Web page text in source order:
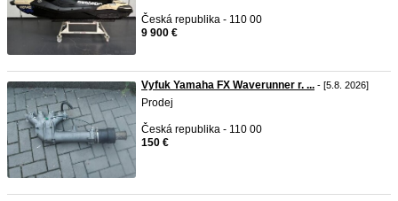
Česká republika - 110 00
9 900 €
Vyfuk Yamaha FX Waverunner r. ... - [5.8. 2026]
Prodej
Česká republika - 110 00
150 €